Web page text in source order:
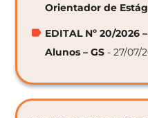
Orientador de
EDITAL Nº 20/2026
Alunos – GS - 27/07/